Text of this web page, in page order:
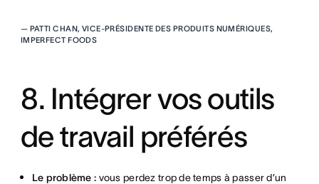
— PATTI CHAN, VICE-PRÉSIDENTE DES PRODUITS NUMÉRIQUES,
IMPERFECT FOODS
8. Intégrer vos outils
de travail préférés
Le problème : vous perdez trop de temps à passer d’un